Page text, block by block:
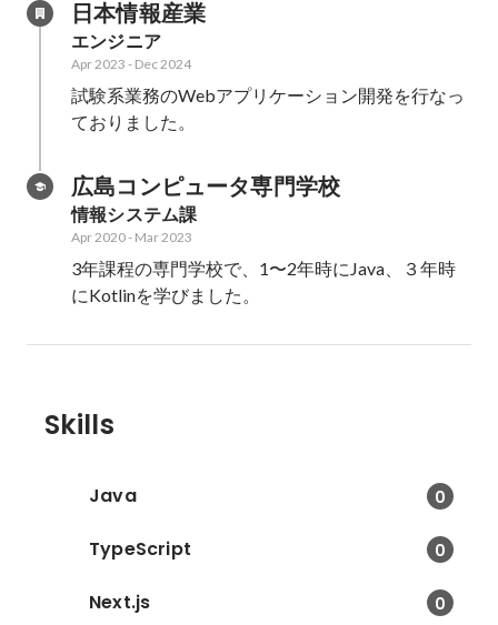
日本情報産業
エンジニア
Apr 2023 - Dec 2024
試験系業務のWebアプリケーション開発を行なっ
ておりました。
広島コンピュータ専門学校
情報システム課
Apr 2020- Mar 2023
3年課程の専門学校で、1〜2年時にJava、３年時
にKotlinを学びました。
Skills
Java 0
TypeScript 0
Next.js 0